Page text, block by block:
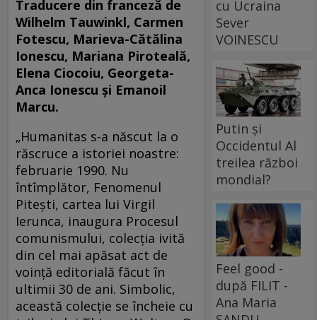
Traducere din franceză de
Wilhelm Tauwinkl, Carmen
Fotescu, Marieva-Cătălina
Ionescu, Mariana Piroteală,
Elena Ciocoiu, Georgeta-
Anca Ionescu şi Emanoil
Marcu.
„Humanitas s-a născut la o
răscruce a istoriei noastre:
februarie 1990. Nu
întîmplător, Fenomenul
Pitești, cartea lui Virgil
Ierunca, inaugura Procesul
comunismului, colecția ivită
din cel mai apăsat act de
voință editorială făcut în
ultimii 30 de ani. Simbolic,
această colecție se încheie cu
cu Ucraina
Sever
VOINESCU
Putin și
Occidentul Al
treilea război
mondial?
Feel good -
după FILIT -
Ana Maria